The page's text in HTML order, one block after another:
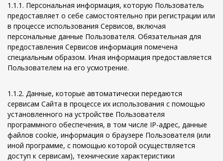
1.1.1. Персональная информация, которую Пользователь
предоставляет о себе самостоятельно при регистрации или
в процессе использования Сервисов, включая
персональные данные Пользователя. Обязательная для
предоставления Сервисов информация помечена
специальным образом. Иная информация предоставляется
Пользователем на его усмотрение.
1.1.2. Данные, которые автоматически передаются
сервисам Сайта в процессе их использования с помощью
установленного на устройстве Пользователя
программного обеспечения, в том числе IP-адрес, данные
файлов cookie, информация о браузере Пользователя (или
иной программе, с помощью которой осуществляется
доступ к сервисам), технические характеристики